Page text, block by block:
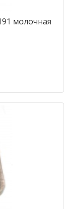
молочная